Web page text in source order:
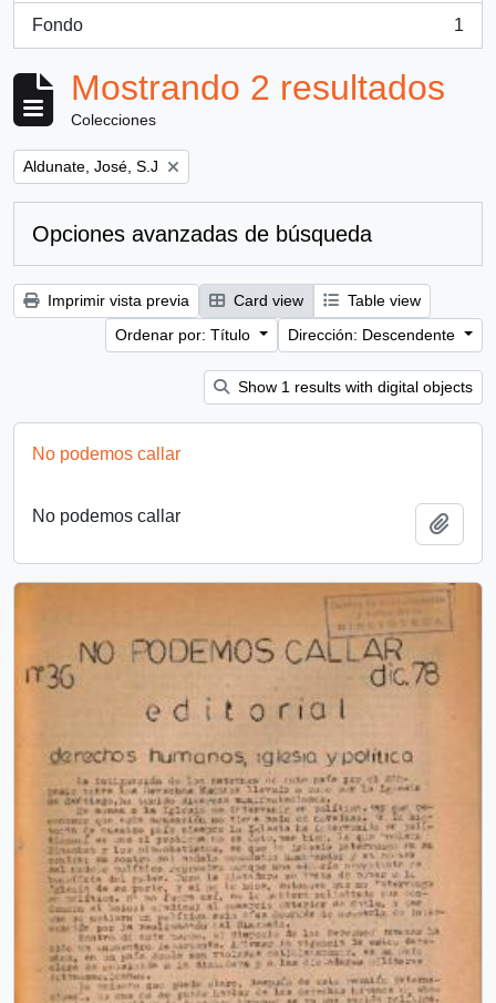
Fondo
, 1 resultados
1
Mostrando 2 resultados
Colecciones
Remove filter:
Aldunate, José, S.J
Opciones avanzadas de búsqueda
Imprimir vista previa Card view
Table view
Ordenar por: Título
Dirección: Descendente
Show 1 results with digital objects
No podemos callar
No podemos callar